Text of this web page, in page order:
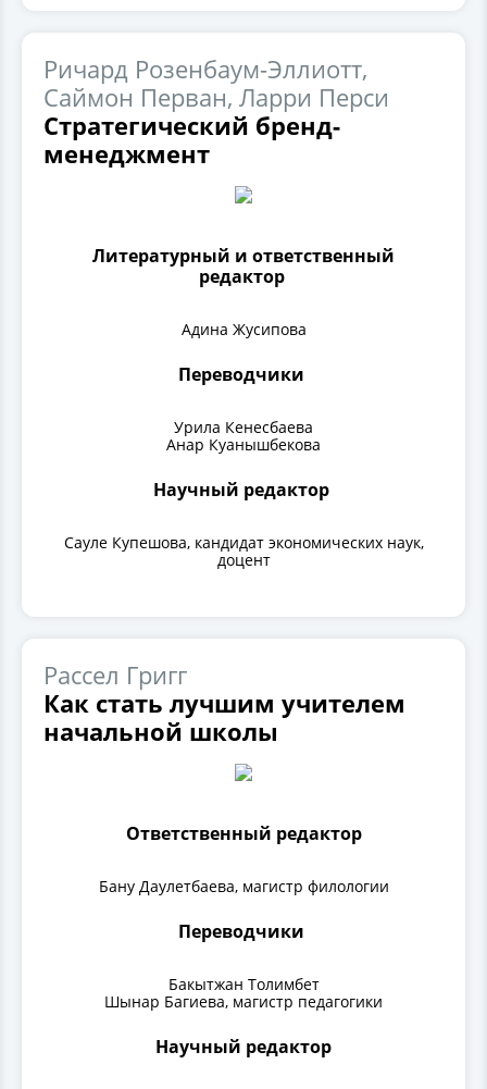
Ричард Розенбаум-Эллиотт,
Саймон Перван, Ларри Перси
Стратегический бренд-
менеджмент
Литературный и ответственный
редактор
Адина Жусипова
Переводчики
Урила Кенесбаева
Анар Куанышбекова
Научный редактор
Сауле Купешова, кандидат экономических наук,
доцент
Рассел Григг
Как стать лучшим учителем
начальной школы
Ответственный редактор
Бану Даулетбаева, магистр филологии
Переводчики
Бакытжан Толимбет
Шынар Багиева, магистр педагогики
Научный редактор